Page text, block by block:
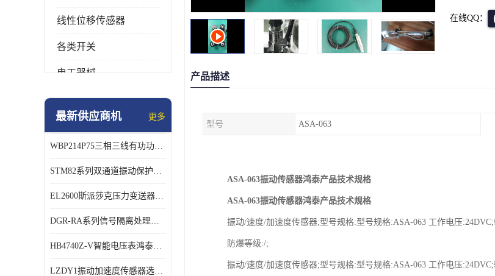
线性位移传感器
各类开关
电工器械
模块化产品
特殊用处传感器
特殊用途变送器
最新供应商机 更多
WBP214P75三相三线有功功率传感器鸿泰顺达产品稳定性好
STM82系列双通道振动保护表鸿泰产品技术规格
EL2600斯派莎克压力变送器技术规格
DGR-RA系列信号隔离处理器鸿泰产品技术规格
HB4740Z-V智能电压表鸿泰产品外形美观大方
LZDY1振动加速度传感器选型资料
在线QQ：
产品描述
型号 ASA-063
ASA-063振动传感器鸿泰产品技术规格
ASA-063振动传感器鸿泰产品技术规格
振动/速度/加速度传感器;型号规格:型号规格:ASA-063 工作电压
防爆等级:/;
振动/速度/加速度传感器;型号规格:型号规格:ASA-063 工作电压